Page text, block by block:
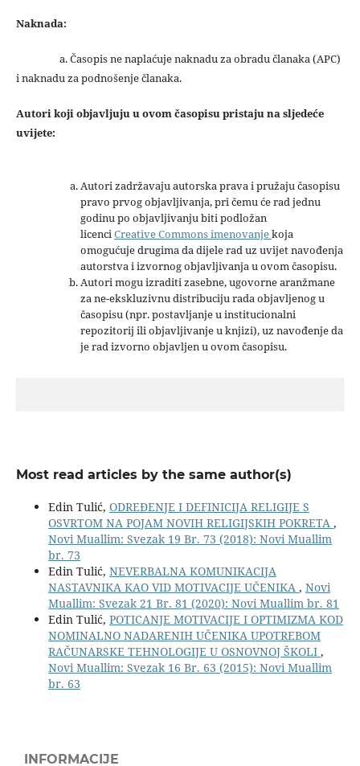
Naknada:
a. Časopis ne naplaćuje naknadu za obradu članaka (APC)
i naknadu za podnošenje članaka.
Autori koji objavljuju u ovom časopisu pristaju na sljedeće
uvijete:
Autori zadržavaju autorska prava i pružaju časopisu
pravo prvog objavljivanja, pri čemu će rad jednu
godinu po objavljivanju biti podložan
licenciCreative Commons imenovanjekoja
omogućuje drugima da dijele rad uz uvijet navođenja
autorstva i izvornog objavljivanja u ovom časopisu.
Autori mogu izraditi zasebne, ugovorne aranžmane
za ne-ekskluzivnu distribuciju rada objavljenog u
časopisu (npr. postavljanje u institucionalni
repozitorij ili objavljivanje u knjizi), uz navođenje da
je rad izvorno objavljen u ovom časopisu.
Most read articles by the same author(s)
Edin Tulić, ODREĐENJE I DEFINICIJA RELIGIJE S
OSVRTOM NA POJAM NOVIH RELIGIJSKIH POKRETA ,
Novi Muallim: Svezak 19 Br. 73 (2018): Novi Muallim
br. 73
Edin Tulić, NEVERBALNA KOMUNIKACIJA
NASTAVNIKA KAO VID MOTIVACIJE UČENIKA , Novi
Muallim: Svezak 21 Br. 81 (2020): Novi Muallim br. 81
Edin Tulić, POTICANJE MOTIVACIJE I OPTIMIZMA KOD
NOMINALNO NADARENIH UČENIKA UPOTREBOM
RAČUNARSKE TEHNOLOGIJE U OSNOVNOJ ŠKOLI ,
Novi Muallim: Svezak 16 Br. 63 (2015): Novi Muallim
br. 63
INFORMACIJE